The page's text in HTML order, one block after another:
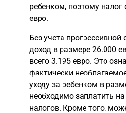
ребенком, поэтому налог
евро.
Без учета прогрессивной
доход в размере 26.000
всего 3.195 евро. Это
фактически
уходу за ребенком в
необходимо заплатить
налогов. Кроме того,